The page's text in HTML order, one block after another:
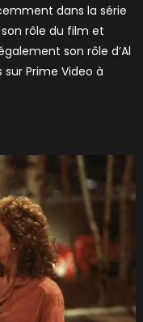
dans la série
rôle du film et
son rôle d’Al
Prime Video à